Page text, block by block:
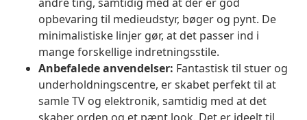
opbevaring til medieudstyr, bøger og pynt. De
minimalistiske linjer gør, at det passer ind i
mange forskellige indretningsstile.
Anbefalede anvendelser: Fantastisk til stuer og
underholdningscentre, er skabet perfekt til at
samle TV og elektronik, samtidig med at det